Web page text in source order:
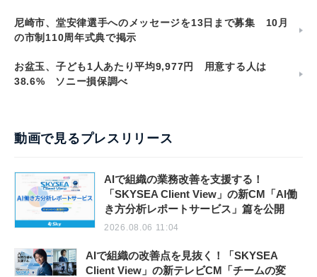
尼崎市、堂安律選手へのメッセージを13日まで募集 10月
の市制110周年式典で掲示
お盆玉、子ども1人あたり平均9,977円 用意する人は
38.6% ソニー損保調べ
動画で見るプレスリリース
AIで組織の業務改善を支援する！
「SKYSEA Client View」の新CM「AI働
き方分析レポートサービス」篇を公開
2026.08.06 11:04
AIで組織の改善点を見抜く！「SKYSEA
Client View」の新テレビCM「チームの変